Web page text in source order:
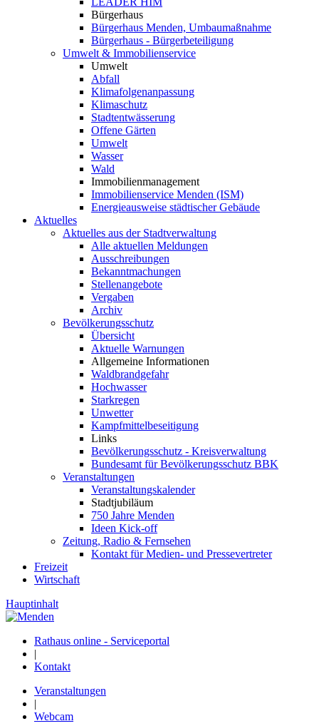
Bürgerhaus
Bürgerhaus Menden, Umbaumaßnahme
Bürgerhaus - Bürgerbeteiligung
Umwelt & Immobilienservice
Umwelt
Abfall
Klimafolgenanpassung
Klimaschutz
Stadtentwässerung
Offene Gärten
Umwelt
Wasser
Wald
Immobilienmanagement
Immobilienservice Menden (ISM)
Energieausweise städtischer Gebäude
Aktuelles
Aktuelles aus der Stadtverwaltung
Alle aktuellen Meldungen
Ausschreibungen
Bekanntmachungen
Stellenangebote
Vergaben
Archiv
Bevölkerungsschutz
Übersicht
Aktuelle Warnungen
Allgemeine Informationen
Waldbrandgefahr
Hochwasser
Starkregen
Unwetter
Kampfmittelbeseitigung
Links
Bevölkerungsschutz - Kreisverwaltung
Bundesamt für Bevölkerungsschutz BBK
Veranstaltungen
Veranstaltungskalender
Stadtjubiläum
750 Jahre Menden
Ideen Kick-off
Zeitung, Radio & Fernsehen
Kontakt für Medien- und Pressevertreter
Freizeit
Wirtschaft
Hauptinhalt
Rathaus online - Serviceportal
|
Kontakt
Veranstaltungen
|
Webcam